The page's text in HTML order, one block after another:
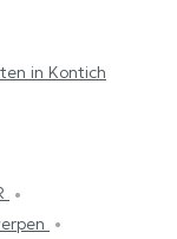
in Kontich